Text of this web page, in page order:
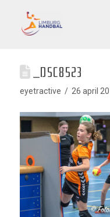
_DSC8523
eyetractive 26 april